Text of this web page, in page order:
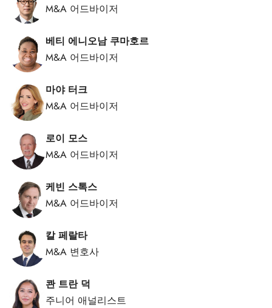
M&A 어드바이저
베티 에니오남 쿠마호르
M&A 어드바이저
마야 터크
M&A 어드바이저
로이 모스
M&A 어드바이저
케빈 스톡스
M&A 어드바이저
칼 페랄타
M&A 변호사
콴 트란 덕
주니어 애널리스트